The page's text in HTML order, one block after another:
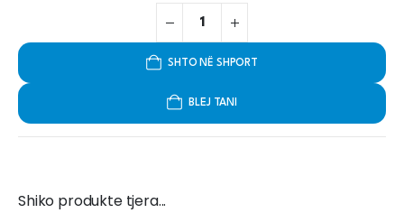
SHTO NË SHPORT
BLEJ TANI
Shiko produkte tjera...